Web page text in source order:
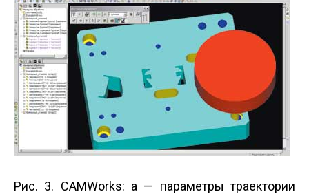
Рис. 3. CAMWorks: а — параметры траектории